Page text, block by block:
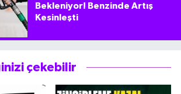
Bekleniyor! Benzinde Artış
Kesinleşti
çekebilir